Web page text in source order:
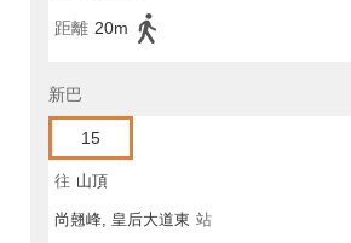
距離 20m
新巴
15
往 山頂
尚翹峰, 皇后大道東 站